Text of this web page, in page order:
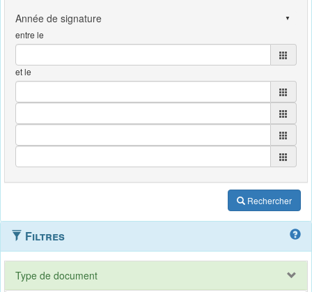
entre le
et le
Rechercher
Filtres
Type de document